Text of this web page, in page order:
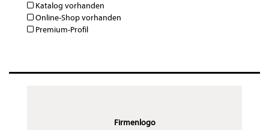
Katalog vorhanden
Online-Shop vorhanden
Premium-Profil
Firmenlogo